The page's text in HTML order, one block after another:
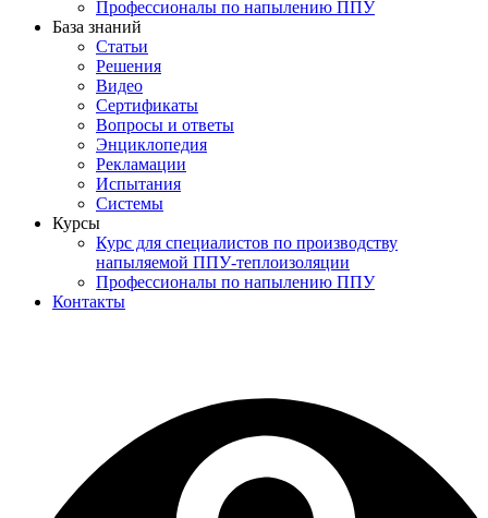
Профессионалы по напылению ППУ
База знаний
Статьи
Решения
Видео
Сертификаты
Вопросы и ответы
Энциклопедия
Рекламации
Испытания
Системы
Курсы
Курс для специалистов по производству
напыляемой ППУ-теплоизоляции
Профессионалы по напылению ППУ
Контакты